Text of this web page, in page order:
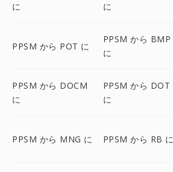
に
に
PPSM から POT に
PPSM から BMP
に
PPSM から DOCM
に
PPSM から DOT
に
PPSM から MNG に PPSM から RB に